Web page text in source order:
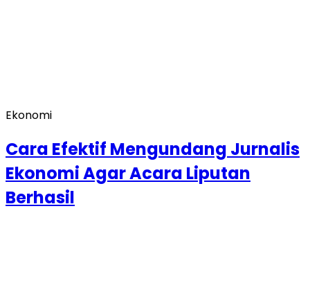
Ekonomi
Cara Efektif Mengundang Jurnalis
Ekonomi Agar Acara Liputan
Berhasil